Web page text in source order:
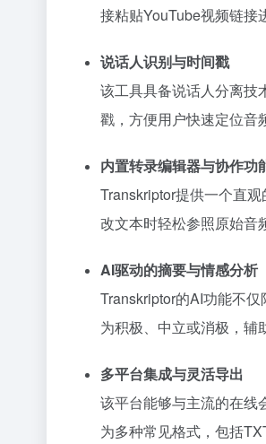
接粘贴YouTube视频链接
说话人识别与时间戳
该工具具备说话人分离技
戳，方便用户快速定位音
内置转录编辑器与协作功
Transkriptor提供一个直
改文本时轻松参照原始音
AI驱动的摘要与情感分析
Transkriptor的AI功能不
为积极、中立或消极，辅
多平台集成与灵活导出
该平台能够与主流的在线
为多种常见格式，包括